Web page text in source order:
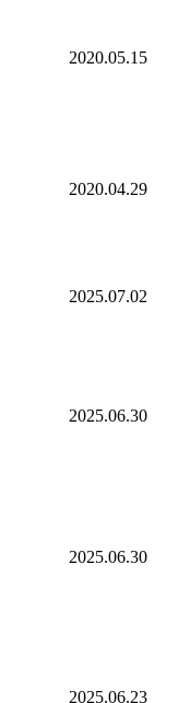
2020.05.15
2020.04.29
2025.07.02
2025.06.30
2025.06.30
2025.06.23